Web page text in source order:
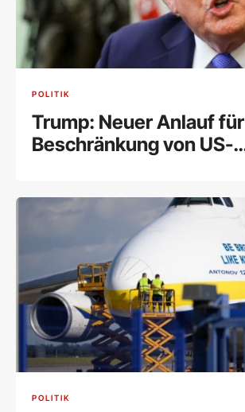
POLITIK
Trump: Neuer Anlauf für
Beschränkung von US-
POLITIK